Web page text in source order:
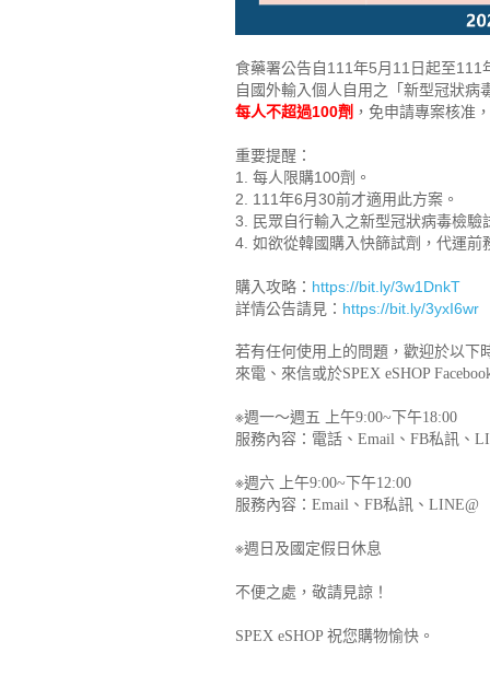
食藥署公告自111年5月11日起至111
自國外輸入個人自用之「新型冠狀病
每人不超過100劑 ，免申請專案核准
重要提醒：
1. 每人限購100劑。
2. 111年6月30前才適用此方案。
3. 民眾自行輸入之新型冠狀病毒檢驗
4. 如欲從韓國購入快篩試劑，代運
購入攻略： https://bit.ly/3w1DnkT
詳情公告請見： https://bit.ly/3yxI6wr
若有任何使用上的問題，歡迎於以下
來電、來信或於SPEX eSHOP
※週一～週五 上午9:00~下午18:00
服務內容：電話、Email、FB私訊、
※週六 上午9:00~下午12:00
服務內容：Email、FB私訊、LINE@
※週日及國定假日休息
不便之處，敬請見諒！
SPEX eSHOP 祝您購物愉快。